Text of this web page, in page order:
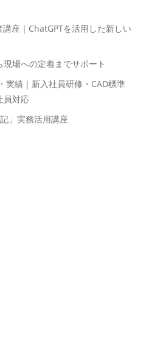
座｜ChatGPTを活用した新しい
場への定着までサポート
実績｜新入社員研修・CAD標準
員対応
」実務活用講座